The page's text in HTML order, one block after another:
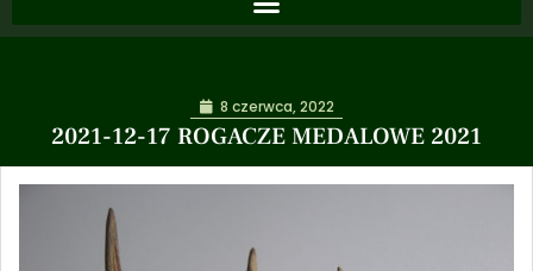
2021-12-17 ROGACZE MEDALOWE 2021
8 czerwca, 2022